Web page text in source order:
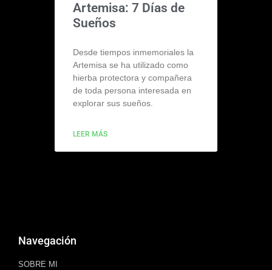
Artemisa: 7 Días de
Sueños
Desde tiempos inmemoriales la
Artemisa se ha utilizado como
hierba protectora y compañera
de toda persona interesada en
explorar sus sueños.
LEER MÁS
Navegación
SOBRE MI